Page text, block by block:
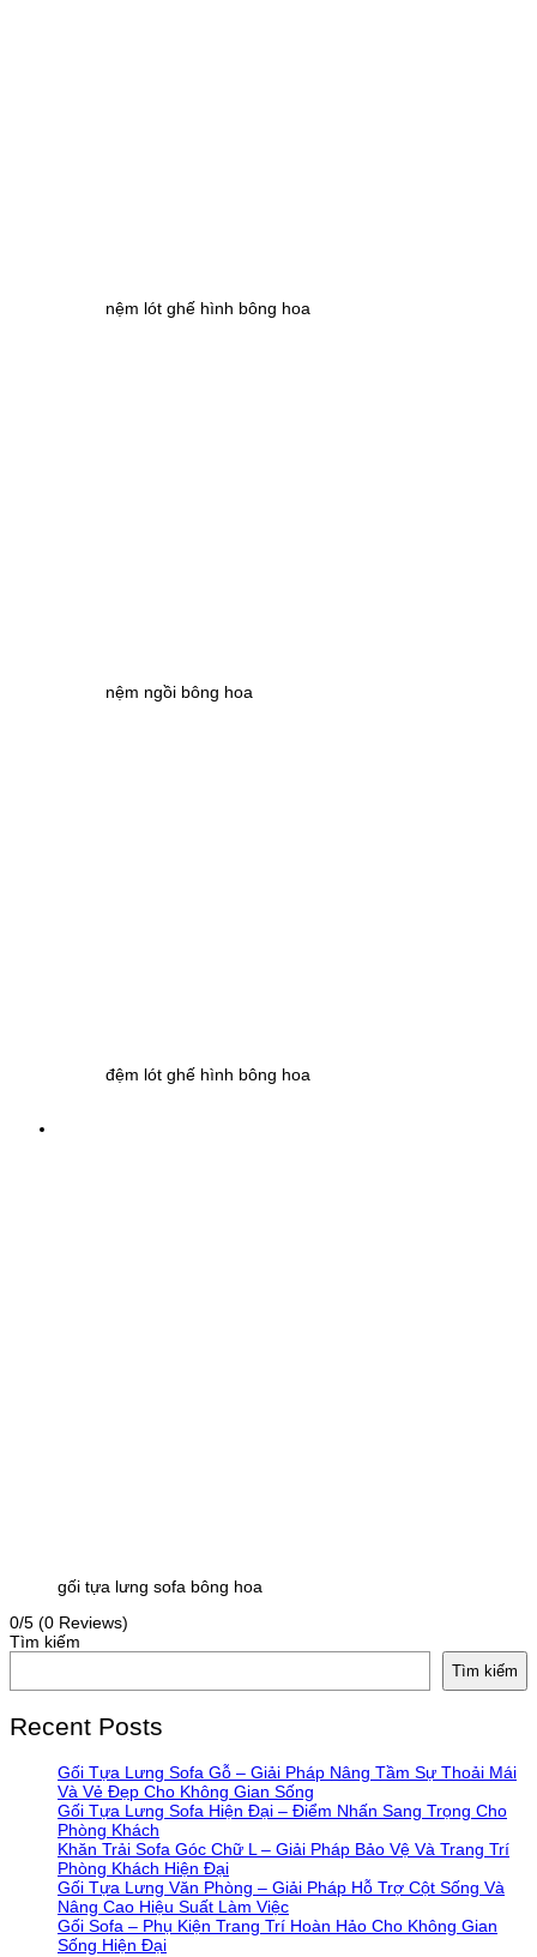
nệm lót ghế hình bông hoa
nệm ngồi bông hoa
đệm lót ghế hình bông hoa
gối tựa lưng sofa bông hoa
0/5 (0 Reviews)
Tìm kiếm
Tìm kiếm
Recent Posts
Gối Tựa Lưng Sofa Gỗ – Giải Pháp Nâng Tầm Sự Thoải Mái
Và Vẻ Đẹp Cho Không Gian Sống
Gối Tựa Lưng Sofa Hiện Đại – Điểm Nhấn Sang Trọng Cho
Phòng Khách
Khăn Trải Sofa Góc Chữ L – Giải Pháp Bảo Vệ Và Trang Trí
Phòng Khách Hiện Đại
Gối Tựa Lưng Văn Phòng – Giải Pháp Hỗ Trợ Cột Sống Và
Nâng Cao Hiệu Suất Làm Việc
Gối Sofa – Phụ Kiện Trang Trí Hoàn Hảo Cho Không Gian
Sống Hiện Đại